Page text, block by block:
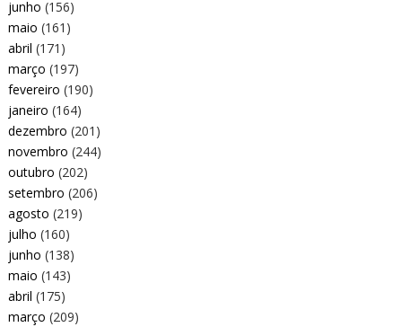
junho (156)
maio (161)
abril (171)
março (197)
fevereiro (190)
janeiro (164)
dezembro (201)
novembro (244)
outubro (202)
setembro (206)
agosto (219)
julho (160)
junho (138)
maio (143)
abril (175)
março (209)